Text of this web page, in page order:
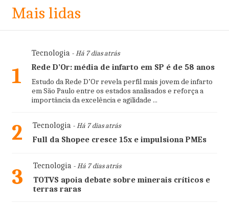
Mais lidas
1
Tecnologia- Há 7 dias atrás
Rede D’Or: média de infarto em SP é de 58 anos
Estudo da Rede D’Or revela perfil mais jovem de infarto
em São Paulo entre os estados analisados e reforça a
importância da excelência e agilidade ...
2 Tecnologia- Há 7 dias atrás
Full da Shopee cresce 15x e impulsiona PMEs
3 Tecnologia- Há 7 dias atrás
TOTVS apoia debate sobre minerais críticos e
terras raras